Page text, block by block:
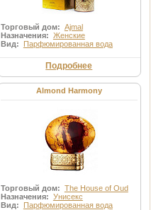
Торговый дом: Ajmal
Назначения: Женские
Вид: Парфюмированная вода
Подробнее
Almond Harmony
Торговый дом: The House of Oud
Назначения: Унисекс
Вид: Парфюмированная вода